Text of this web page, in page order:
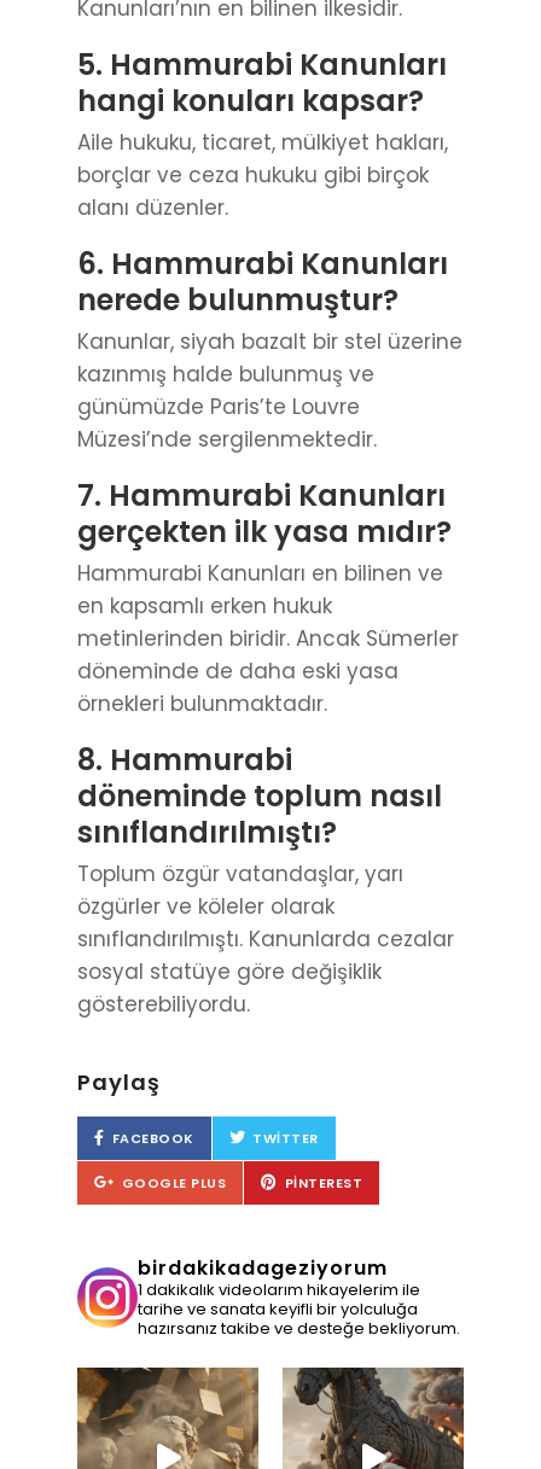
Kanunları’nın en bilinen ilkesidir.
5. Hammurabi Kanunları
hangi konuları kapsar?
Aile hukuku, ticaret, mülkiyet hakları,
borçlar ve ceza hukuku gibi birçok
alanı düzenler.
6. Hammurabi Kanunları
nerede bulunmuştur?
Kanunlar, siyah bazalt bir stel üzerine
kazınmış halde bulunmuş ve
günümüzde Paris’te Louvre
Müzesi’nde sergilenmektedir.
7. Hammurabi Kanunları
gerçekten ilk yasa mıdır?
Hammurabi Kanunları en bilinen ve
en kapsamlı erken hukuk
metinlerinden biridir. Ancak Sümerler
döneminde de daha eski yasa
örnekleri bulunmaktadır.
8. Hammurabi
döneminde toplum nasıl
sınıflandırılmıştı?
Toplum özgür vatandaşlar, yarı
özgürler ve köleler olarak
sınıflandırılmıştı. Kanunlarda cezalar
sosyal statüye göre değişiklik
gösterebiliyordu.
Paylaş
FACEBOOK TWITTER
GOOGLE PLUS PINTEREST
birdakikadageziyorum
1 dakikalık videolarım hikayelerim ile
tarihe ve sanata keyifli bir yolculuğa
hazırsanız takibe ve desteğe bekliyorum.